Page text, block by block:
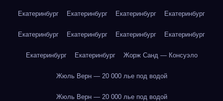
Екатеринбург Екатеринбург Екатеринбург Екатеринбург
Екатеринбург Екатеринбург Екатеринбург Екатеринбург
Екатеринбург Екатеринбург Жорж Санд — Консуэло
Жюль Верн — 20 000 лье под водой
Жюль Верн — 20 000 лье под водой